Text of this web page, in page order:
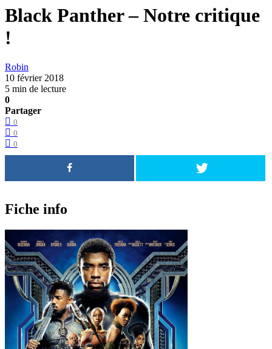
Black Panther – Notre critique
!
Robin
10 février 2018
5 min de lecture
0
Partager
0
0
0
Fiche info